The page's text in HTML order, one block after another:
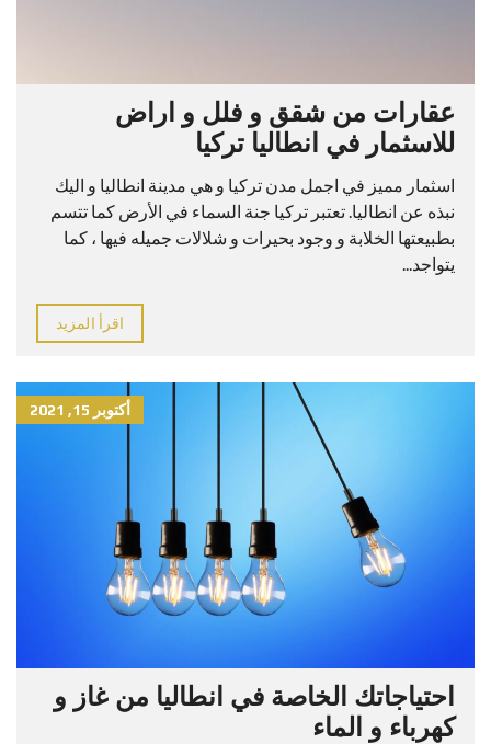
عقارات من شقق و فلل و اراض
للاسثمار في انطاليا تركيا
اسثمار مميز في اجمل مدن تركيا و هي مدينة انطاليا و اليك
نبذه عن انطاليا. تعتبر تركيا جنة السماء في الأرض كما تتسم
بطبيعتها الخلابة و وجود بحيرات و شلالات جميله فيها ، كما
يتواجد...
اقرأ المزيد
أكتوبر 15, 2021
احتياجاتك الخاصة في انطاليا من غاز و
كهرباء و الماء